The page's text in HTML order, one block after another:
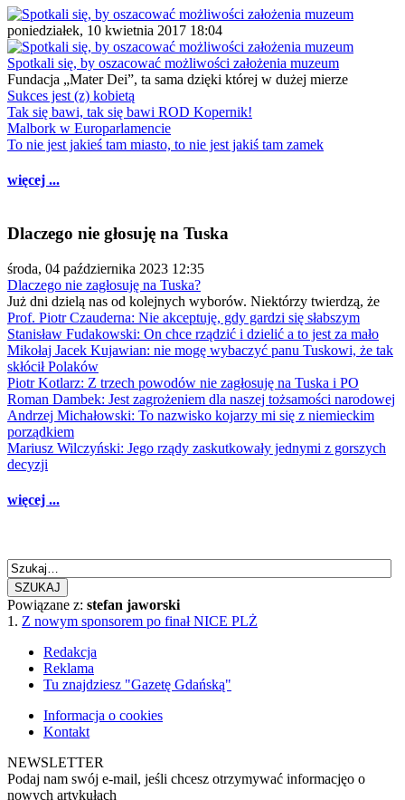
poniedziałek, 10 kwietnia 2017 18:04
Spotkali się, by oszacować możliwości założenia muzeum
Fundacja „Mater Dei”, ta sama dzięki której w dużej mierze
Sukces jest (z) kobietą
Tak się bawi, tak się bawi ROD Kopernik!
Malbork w Europarlamencie
To nie jest jakieś tam miasto, to nie jest jakiś tam zamek
więcej ...
Dlaczego nie głosuję na Tuska
środa, 04 października 2023 12:35
Dlaczego nie zagłosuję na Tuska?
Już dni dzielą nas od kolejnych wyborów. Niektórzy twierdzą, że
Prof. Piotr Czauderna: Nie akceptuję, gdy gardzi się słabszym
Stanisław Fudakowski: On chce rządzić i dzielić a to jest za mało
Mikołaj Jacek Kujawian: nie mogę wybaczyć panu Tuskowi, że tak
skłócił Polaków
Piotr Kotlarz: Z trzech powodów nie zagłosuję na Tuska i PO
Roman Dambek: Jest zagrożeniem dla naszej tożsamości narodowej
Andrzej Michałowski: To nazwisko kojarzy mi się z niemieckim
porządkiem
Mariusz Wilczyński: Jego rządy zaskutkowały jednymi z gorszych
decyzji
więcej ...
SZUKAJ
Powiązane z: stefan jaworski
1. Z nowym sponsorem po finał NICE PLŻ
Redakcja
Reklama
Tu znajdziesz "Gazetę Gdańską"
Informacja o cookies
Kontakt
NEWSLETTER
Podaj nam swój e-mail, jeśli chcesz otrzymywać informacjęo o
nowych artykułach